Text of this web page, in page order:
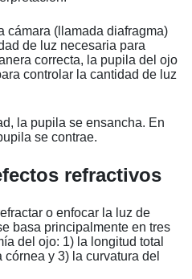
cámara (llamada diafragma)
de luz necesaria para
correcta, la pupila del ojo
controlar la cantidad de luz
la pupila se ensancha. En
se contrae.
refractivos
o enfocar la luz de
basa principalmente en tres
del ojo: 1) la longitud total
y 3) la curvatura del